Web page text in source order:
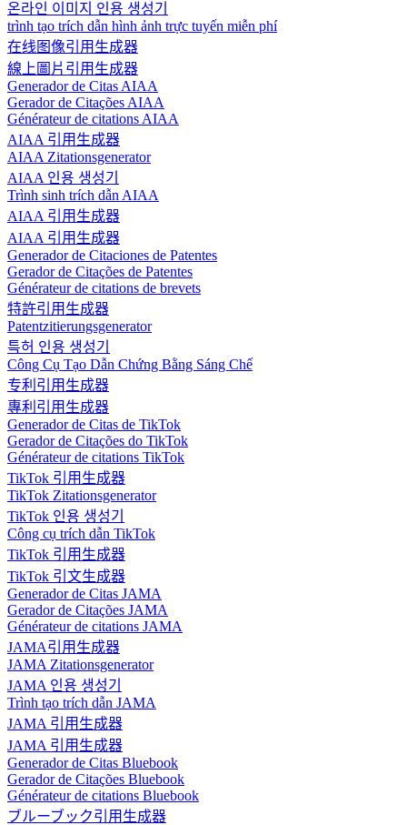
온라인 이미지 인용 생성기
trình tạo trích dẫn hình ảnh trực tuyến miễn phí
在线图像引用生成器
線上圖片引用生成器
Generador de Citas AIAA
Gerador de Citações AIAA
Générateur de citations AIAA
AIAA 引用生成器
AIAA Zitationsgenerator
AIAA 인용 생성기
Trình sinh trích dẫn AIAA
AIAA 引用生成器
AIAA 引用生成器
Generador de Citaciones de Patentes
Gerador de Citações de Patentes
Générateur de citations de brevets
特許引用生成器
Patentzitierungsgenerator
특허 인용 생성기
Công Cụ Tạo Dẫn Chứng Bằng Sáng Chế
专利引用生成器
專利引用生成器
Generador de Citas de TikTok
Gerador de Citações do TikTok
Générateur de citations TikTok
TikTok 引用生成器
TikTok Zitationsgenerator
TikTok 인용 생성기
Công cụ trích dẫn TikTok
TikTok 引用生成器
TikTok 引文生成器
Generador de Citas JAMA
Gerador de Citações JAMA
Générateur de citations JAMA
JAMA引用生成器
JAMA Zitationsgenerator
JAMA 인용 생성기
Trình tạo trích dẫn JAMA
JAMA 引用生成器
JAMA 引用生成器
Generador de Citas Bluebook
Gerador de Citações Bluebook
Générateur de citations Bluebook
ブルーブック引用生成器